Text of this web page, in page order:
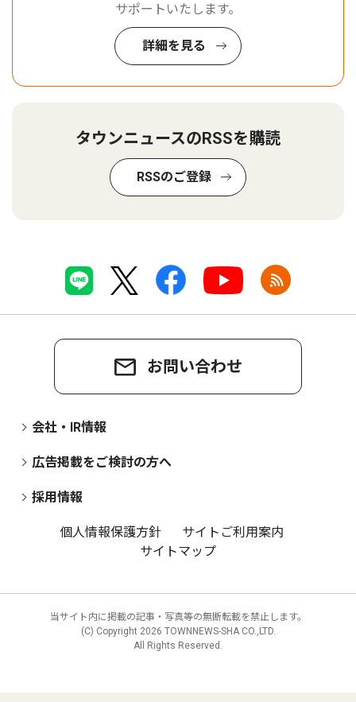
サポートいたします。
詳細を見る
タウンニュースのRSSを購読
RSSのご登録
お問い合わせ
会社・IR情報
広告掲載をご検討の方へ
採用情報
個人情報保護方針
サイトご利用案内
サイトマップ
当サイト内に掲載の記事・写真等の無断転載を禁止します。
(C) Copyright 2026 TOWNNEWS-SHA CO.,LTD.
All Rights Reserved.